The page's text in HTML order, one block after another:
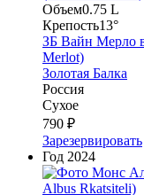
Объем0.75 L
Крепость13°
ЗБ Вайн Мерло
Merlot)
Золотая Балка
Россия
Сухое
790 ₽
Зарезервировать
Год 2024